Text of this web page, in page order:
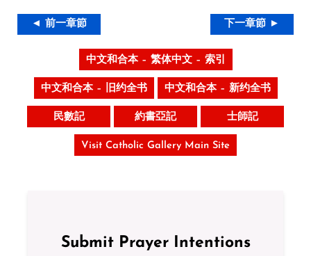
◄ 前一章節 下一章節 ►
中文和合本 – 繁体中文 – 索引
中文和合本 – 旧约全书 中文和合本 – 新约全书
民數記 約書亞記 士師記
Visit Catholic Gallery Main Site
Submit Prayer Intentions